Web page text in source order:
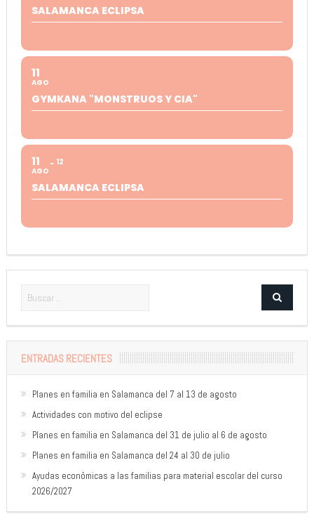
SALAMANCA ECLIPSA
11
AGO
GYMKANA "MONSTRUOS Y CIA"
11
AGO
12
SALAMANCA ECLIPSA
ENTRADAS RECIENTES
Planes en familia en Salamanca del 7 al 13 de agosto
Actividades con motivo del eclipse
Planes en familia en Salamanca del 31 de julio al 6 de agosto
Planes en familia en Salamanca del 24 al 30 de julio
Ayudas económicas a las familias para material escolar del curso
2026/2027